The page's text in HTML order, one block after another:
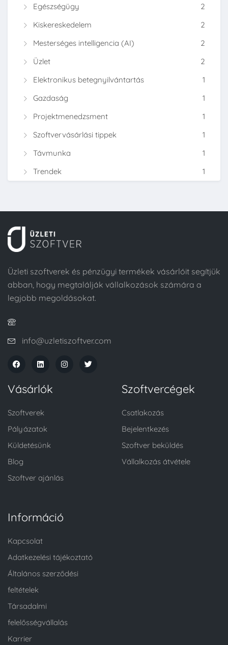
Egészségügy
2
Kiskereskedelem
2
Mesterséges intelligencia (AI)
2
Üzlet
2
Elektronikus betegnyilvántartás
1
Gazdaság
1
Projektmenedzsment
1
Szoftvervásárlási tippek
1
Távmunka
1
Trendek
1
Üzleti szoftverek és pénzügyi termékek vásárlóit segítjük
abban, hogy megtalálják vállalkozások számára a
legjobb megoldásokat.
info@uzletiszoftver.com
Vásárlók
Szoftverek
Pályázatok
Küldetésünk
Blog
Szoftver ajánlás
Szoftvercégek
Csatlakozás
Bejelentkezés
Szoftver beküldés
Vállalkozás átvétele
Információ
Kapcsolat
Adatkezelési tájékoztató
Általános szerződési
feltételek
Társadalmi
felelősségvállalás
Karrier